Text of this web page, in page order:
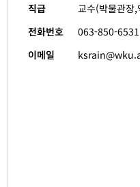
직급
교수(박물관장
전화번호
063-850-6531
이메일